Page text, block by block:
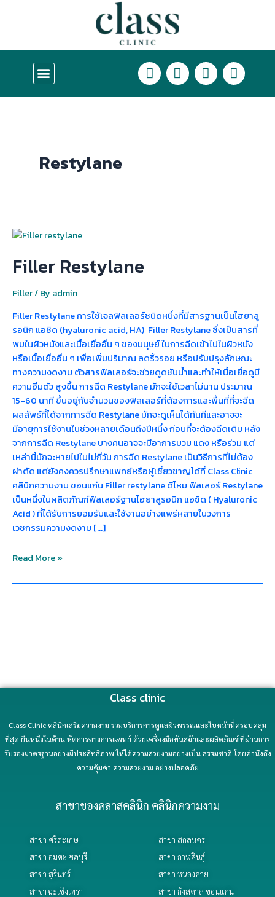
L
i
n
F
a
c
I
n
s
T
i
k
Restylane
Filler Restylane
Filler/ By admin
Filler Restylane การใช้เจลฟิลเลอร์ชนิดหนึ่งที่มีสารฐานเป็นไฮยาลู
รอนิก แอซิด (hyaluronic acid, HA) Filler Restylane ซึ่งเป็นสารที่
พบในผิวหนังและเนื้อเยื่ออื่น ๆ ของมนุษย์ ในการฉีดเข้าไปในผิวหนัง
หรือเนื้อเยื่ออื่น ๆ เพื่อเพิ่มปริมาณ ลดริ้วรอย หรือปรับปรุงลักษณะ
ทางความงดงาม ตัวสารฟิลเลอร์จะช่วยดูดซับน้ำและทำให้เนื้อเยื่อดูมี
ความอิ่มตัว สูงขึ้น การฉีด Restylane มักจะใช้เวลาไม่นาน ประมาณ
15-60 นาที ขึ้นอยู่กับจำนวนของฟิลเลอร์ที่ต้องการและพื้นที่ที่จะฉีด
ผลลัพธ์ที่ได้จากการฉีด Restylane มักจะดูเห็นได้ทันทีและอาจจะ
มีอายุการใช้งานในช่วงหลายเดือนถึงปีหนึ่ง ก่อนที่จะต้องฉีดเติม หลัง
จากการฉีด Restylane บางคนอาจจะมีอาการบวม แดง หรือร่วม แต่
เหล่านี้มักจะหายไปในไม่กี่วัน การฉีด Restylane เป็นวิธีการที่ไม่ต้อง
ผ่าตัด แต่ยังคงควรปรึกษาแพทย์หรือผู้เชี่ยวชาญได้ที่ Class Clinic
คลินิกความงาม ขอนแก่น Filler restylane ดีไหม ฟิลเลอร์ Restylane
เป็นหนึ่งในผลิตภัณฑ์ฟิลเลอร์ฐานไฮยาลูรอนิก แอซิด ( Hyaluronic
Acid ) ที่ได้รับการยอมรับและใช้งานอย่างแพร่หลายในวงการ
เวชกรรมความงดงาม […]
Filler
Read More »
Class clinic
Class Clinic คลินิกเสริมความงาม รวมบริการการดูแลผิวพรรณและใบหน้าที่ครอบคลุม
ที่สุด ยืนหนึ่งในด้าน หัตการทางการแพทย์ ด้วยเครื่องมือทันสมัยและผลิตภัณฑ์ที่ผ่านการ
รับรองมาตรฐานอย่างมีประสิทธิภาพ ให้ได้ความสวยงามอย่างเป็น ธรรมชาติ โดยคำนึงถึง
ความคุ้มค่า ความสวยงาม อย่างปลอดภัย
สาขาของคลาสคลินิก คลินิกความงาม
สาขา ศรีสะเกษ
สาขา อมตะ ชลบุรี
สาขา สุรินทร์
สาขา ฉะเชิงเทรา
สาขา สกลนคร
สาขา กาฬสินธุ์
สาขา หนองคาย
สาขา กังสดาล ขอนแก่น